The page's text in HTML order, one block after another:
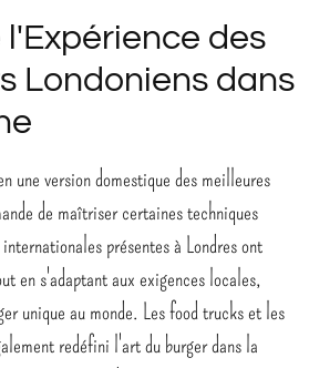
des
Londoniens dans
une version domestique des meilleures
de maîtriser certaines techniques
présentes à Londres ont
en s'adaptant aux exigences locales,
unique au monde. Les food trucks et les
redéfini l'art du burger dans la